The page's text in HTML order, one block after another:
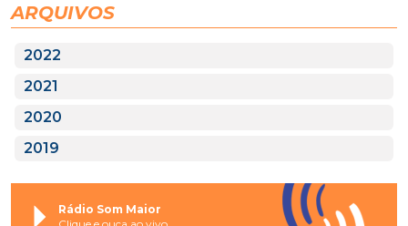
ARQUIVOS
2022
2021
2020
2019
Rádio Som Maior